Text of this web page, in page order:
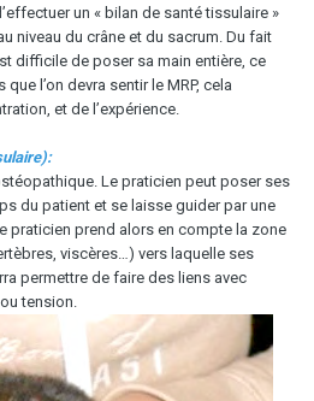
un « bilan de santé tissulaire »
niveau du crâne et du sacrum. Du fait
difficile de poser sa main entière, ce
l’on devra sentir le MRP, cela
et de l’expérience.
Le praticien peut poser ses
du patient et se laisse guider par une
praticien prend alors en compte la zone
viscères…) vers laquelle ses
permettre de faire des liens avec
tension.